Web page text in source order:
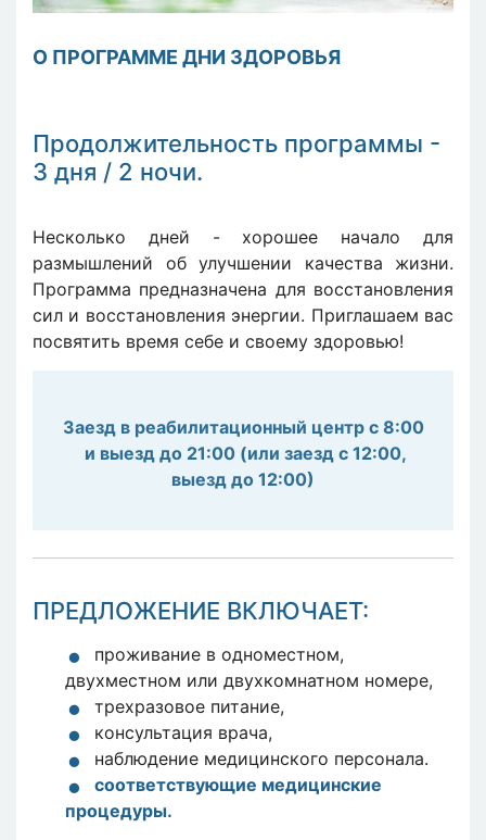
О ПРОГРАММЕ ДНИ ЗДОРОВЬЯ
Продолжительность программы -
3 дня / 2 ночи.
Несколько дней - хорошее начало для
размышлений об улучшении качества жизни.
Программа предназначена для восстановления
сил и восстановления энергии. Приглашаем вас
посвятить время себе и своему здоровью!
Заезд в реабилитационный центр с 8:00
и выезд до 21:00 (или заезд с 12:00,
выезд до 12:00)
ПРЕДЛОЖЕНИЕ ВКЛЮЧАЕТ:
проживание в одноместном,
двухместном или двухкомнатном номере,
трехразовое питание,
консультация врача,
наблюдение медицинского персонала.
соответствующие медицинские
процедуры.